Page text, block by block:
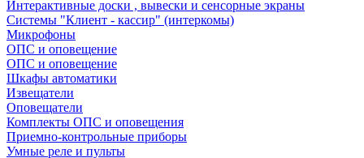
Интерактивные доски , вывески и сенсорные экраны
Системы "Клиент - кассир" (интеркомы)
Микрофоны
ОПС и оповещение
ОПС и оповещение
Шкафы автоматики
Извещатели
Оповещатели
Комплекты ОПС и оповещения
Приемно-контрольные приборы
Умные реле и пульты